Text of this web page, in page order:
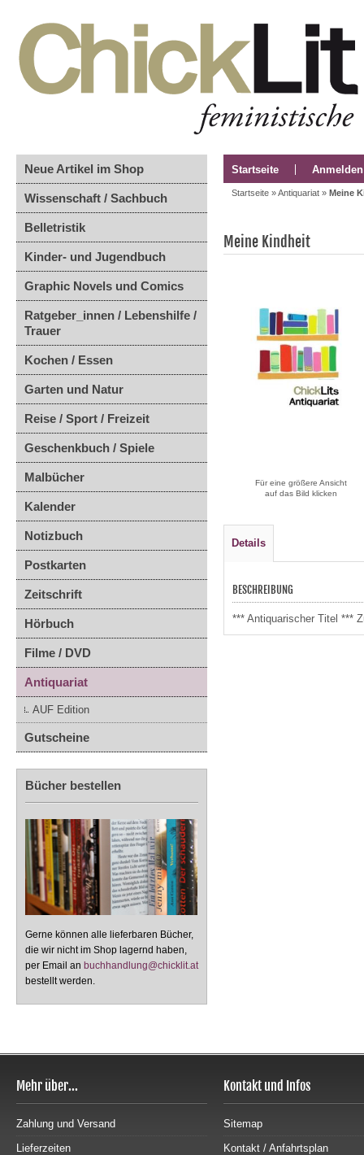
Neue Artikel im Shop
Wissenschaft / Sachbuch
Belletristik
Kinder- und Jugendbuch
Graphic Novels und Comics
Ratgeber_innen / Lebenshilfe /
Trauer
Kochen / Essen
Garten und Natur
Reise / Sport / Freizeit
Geschenkbuch / Spiele
Malbücher
Kalender
Notizbuch
Postkarten
Zeitschrift
Hörbuch
Filme / DVD
Antiquariat
AUF Edition
Gutscheine
Bücher bestellen
Gerne können alle lieferbaren Bücher,
die wir nicht im Shop lagernd haben,
per Email an buchhandlung@chicklit.at
bestellt werden.
Startseite Anmelden
Startseite »Antiquariat » Meine
Meine Kindheit
Für eine größere Ansicht
auf das Bild klicken
Details
BESCHREIBUNG
*** Antiquarischer Titel ***
Mehr über...
Zahlung und Versand
Lieferzeiten
Kontakt und Infos
Sitemap
Kontakt / Anfahrtsplan